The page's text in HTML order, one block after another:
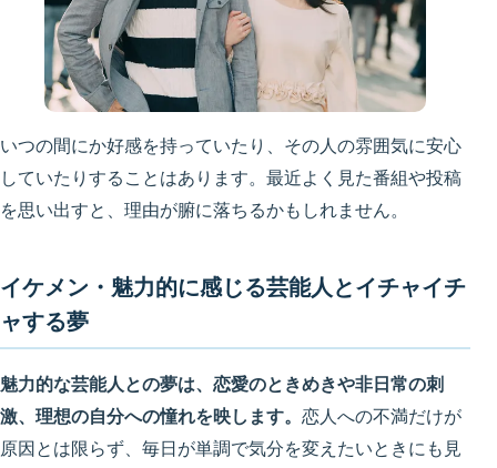
いつの間にか好感を持っていたり、その人の雰囲気に安心
していたりすることはあります。最近よく見た番組や投稿
を思い出すと、理由が腑に落ちるかもしれません。
イケメン・魅力的に感じる芸能人とイチャイチ
ャする夢
魅力的な芸能人との夢は、恋愛のときめきや非日常の刺
激、理想の自分への憧れを映します。 恋人への不満だけが
原因とは限らず、毎日が単調で気分を変えたいときにも見